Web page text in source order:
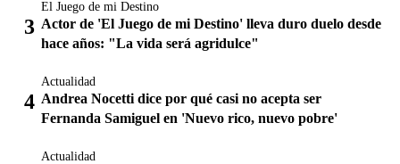
El Juego de mi Destino
Actor de 'El Juego de mi Destino' lleva duro duelo desde
hace años: "La vida será agridulce"
Actualidad
Andrea Nocetti dice por qué casi no acepta ser
Fernanda Samiguel en 'Nuevo rico, nuevo pobre'
Actualidad